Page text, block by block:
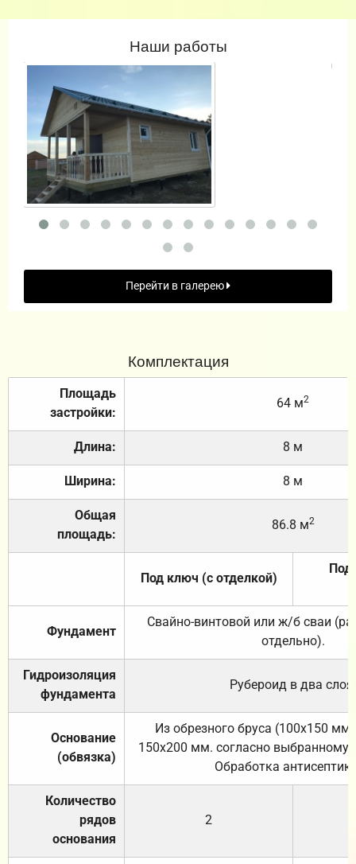
Наши работы
Перейти в галерею
Комплектация
Площадь
застройки:
64 м2
Длина: 8 м
Ширина: 8 м
Общая
площадь:
86.8 м2
Под ключ (с отделкой)
Под
Фундамент
Свайно-винтовой или ж/б сваи
отдельно).
Гидроизоляция
фундамента
Рубероид в два слоя.
Основание
(обвязка)
Из обрезного бруса (100х150
150х200 мм. согласно выбранному
Обработка
Количество
рядов
основания
2